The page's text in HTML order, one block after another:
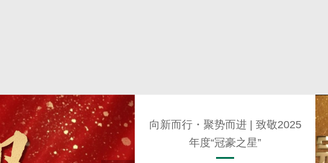
向新而行・聚势而进 | 致敬2025
年度“冠豪之星”